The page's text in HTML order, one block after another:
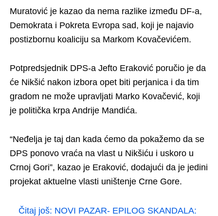
Muratović je kazao da nema razlike između DF-a,
Demokrata i Pokreta Evropa sad, koji je najavio
postizbornu koaliciju sa Markom Kovačevićem.
Potpredsjednik DPS-a Jefto Eraković poručio je da
će Nikšić nakon izbora opet biti perjanica i da tim
gradom ne može upravljati Marko Kovačević, koji
je politička krpa Andrije Mandića.
“Neđelja je taj dan kada ćemo da pokažemo da se
DPS ponovo vraća na vlast u Nikšiću i uskoro u
Crnoj Gori”, kazao je Eraković, dodajući da je jedini
projekat aktuelne vlasti uništenje Crne Gore.
Čitaj još: NOVI PAZAR- EPILOG SKANDALA: